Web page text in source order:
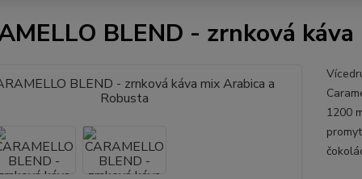
BLEND - zrnková
1200